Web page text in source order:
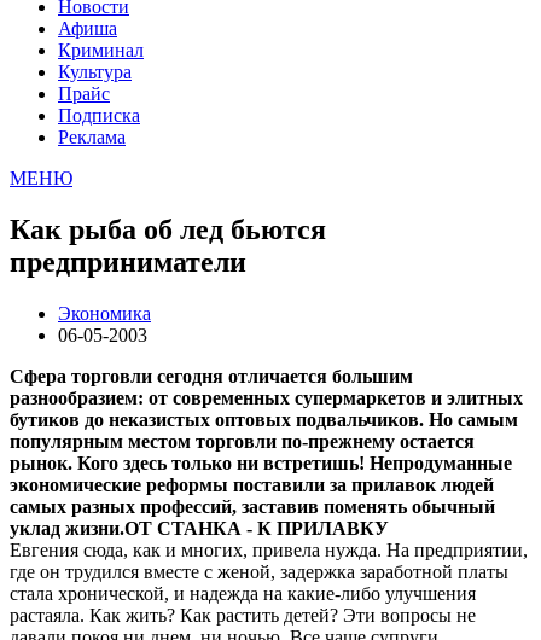
Новости
Афиша
Криминал
Культура
Прайс
Подписка
Реклама
МЕНЮ
Как рыба об лед бьются
предприниматели
Экономика
06-05-2003
Сфера торговли сегодня отличается большим
разнообразием: от современных супермаркетов и элитных
бутиков до неказистых оптовых подвальчиков. Но самым
популярным местом торговли по-прежнему остается
рынок. Кого здесь только ни встретишь! Непродуманные
экономические реформы поставили за прилавок людей
самых разных профессий, заставив поменять обычный
уклад жизни.ОТ СТАНКА - К ПРИЛАВКУ
Евгения сюда, как и многих, привела нужда. На предприятии,
где он трудился вместе с женой, задержка заработной платы
стала хронической, и надежда на какие-либо улучшения
растаяла. Как жить? Как растить детей? Эти вопросы не